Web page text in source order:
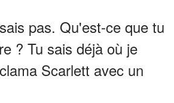
pas. Qu'est-ce que tu
? Tu sais déjà où je
Scarlett avec un